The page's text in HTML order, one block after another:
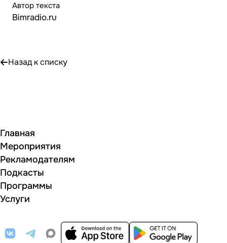
Автор текста
Bimradio.ru
Назад к списку
Главная
Мероприятия
Рекламодателям
Подкасты
Программы
Услуги